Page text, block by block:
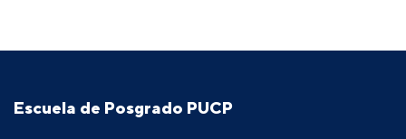
Escuela de Posgrado PUCP